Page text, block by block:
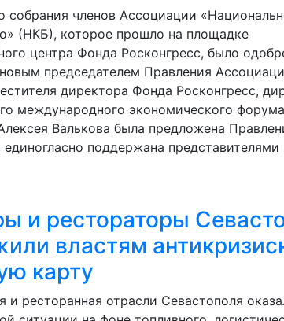
собрания членов Ассоциации
(НКБ), которое прошло на площадке
центра Фонда Росконгресс, было
председателем Правления
директора Фонда Росконгресс,
международного экономического
Валькова была предложена
поддержана
и рестораторы
властям
карту
и ресторанная отрасли Севастополя